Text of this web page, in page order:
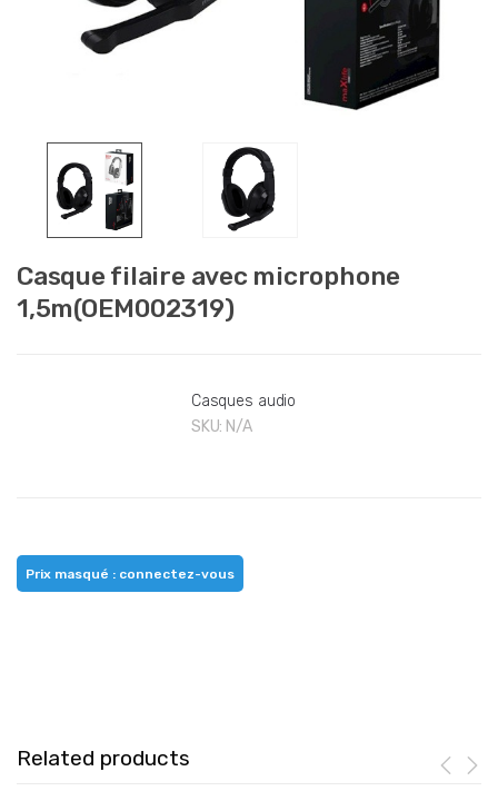
Casque filaire avec microphone
1,5m(OEM002319)
Casques audio
SKU: N/A
Prix masqué : connectez-vous
Related products